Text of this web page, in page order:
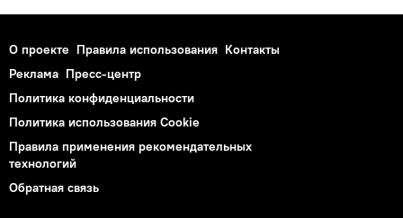
О проекте Правила использования Контакты
Реклама Пресс-центр
Политика конфиденциальности
Политика использования Cookie
Правила применения рекомендательных
технологий
Обратная связь